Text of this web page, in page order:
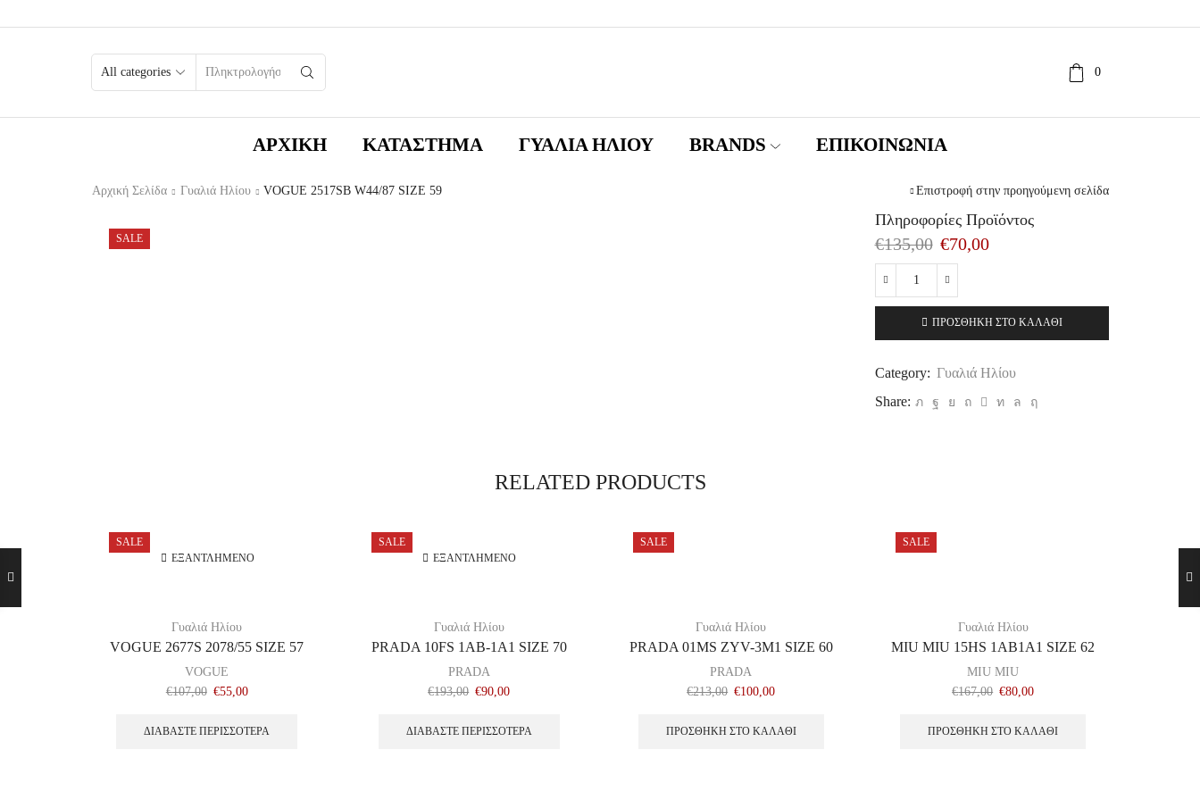
SEARCH
0
ΑΡΧΙΚΉ ΚΑΤΑΣΤΗΜΑ ΓΥΑΛΙΆ ΗΛΊΟΥ BRANDS ΕΠΙΚΟΙΝΩΝΊΑ
Αρχική Σελίδα Γυαλιά Ηλίου VOGUE 2517SB W44/87 SIZE 59 Επιστροφή στην προηγούμενη σελίδα
SALE
Πληροφορίες Προϊόντος
€135,00 €70,00
VOGUE
2517SB
W44/87
SIZE
ποσότητα
ΠΡΟΣΘΉΚΗ ΣΤΟ ΚΑΛΆΘΙ
Category: Γυαλιά Ηλίου
Share:
RELATED PRODUCTS
SALE
ΕΞΑΝΤΛΗΜΈΝΟ
Γυαλιά Ηλίου
VOGUE 2677S 2078/55 SIZE 57
VOGUE
€107,00 €55,00
ΔΙΑΒΆΣΤΕ ΠΕΡΙΣΣΌΤΕΡΑ
SALE
ΕΞΑΝΤΛΗΜΈΝΟ
Γυαλιά Ηλίου
PRADA 10FS 1AB-1A1 SIZE 70
PRADA
€193,00 €90,00
ΔΙΑΒΆΣΤΕ ΠΕΡΙΣΣΌΤΕΡΑ
SALE
Γυαλιά Ηλίου
PRADA 01MS ZYV-3M1 SIZE 60
PRADA
€213,00 €100,00
ΠΡΟΣΘΉΚΗ ΣΤΟ ΚΑΛΆΘΙ
SALE
Γυαλιά Ηλίου
MIU MIU 15HS 1AB1A1 SIZE 62
MIU MIU
€167,00 €80,00
ΠΡΟΣΘΉΚΗ ΣΤΟ ΚΑΛΆΘΙ